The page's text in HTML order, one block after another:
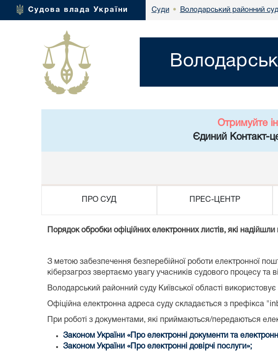
Судова влада України Суди • Володарський районний суд
Отримуйте
Єдиний Контакт-
ПРО СУД ПРЕС-ЦЕНТР
Порядок обробки офіційних електронних листів, які
З метою забезпечення безперебійної роботи електронної
кіберзагроз звертаємо увагу учасників судового процесу та
Володарський районний суду Київської області
Офіційна електронна адреса суду складається з префікса
При роботі з документами, які приймаються/передаються
Законом України «Про електронні документи та
Законом України «Про електронні довірчі послуги»;